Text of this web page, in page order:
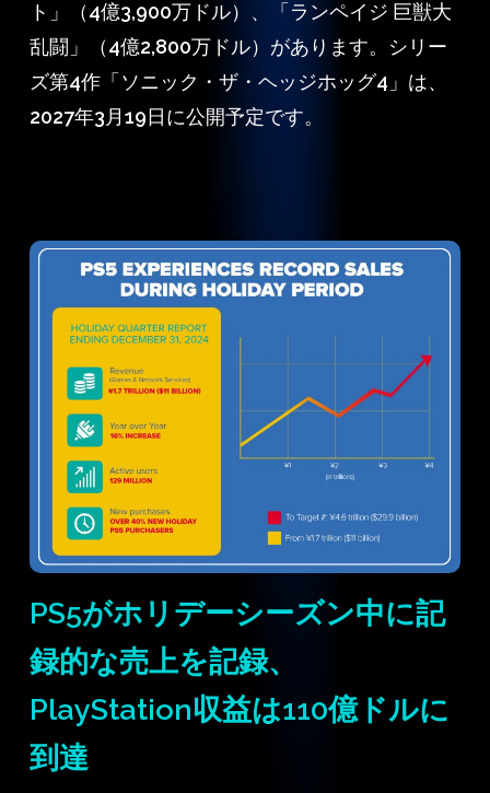
ト」（4億3,900万ドル）、「ランペイジ 巨獣大
乱闘」（4億2,800万ドル）があります。シリー
ズ第4作「ソニック・ザ・ヘッジホッグ4」は、
2027年3月19日に公開予定です。
PS5がホリデーシーズン中に記
録的な売上を記録、
PlayStation収益は110億ドルに
到達